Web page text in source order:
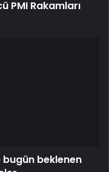
PMI Rakamları
beklenen